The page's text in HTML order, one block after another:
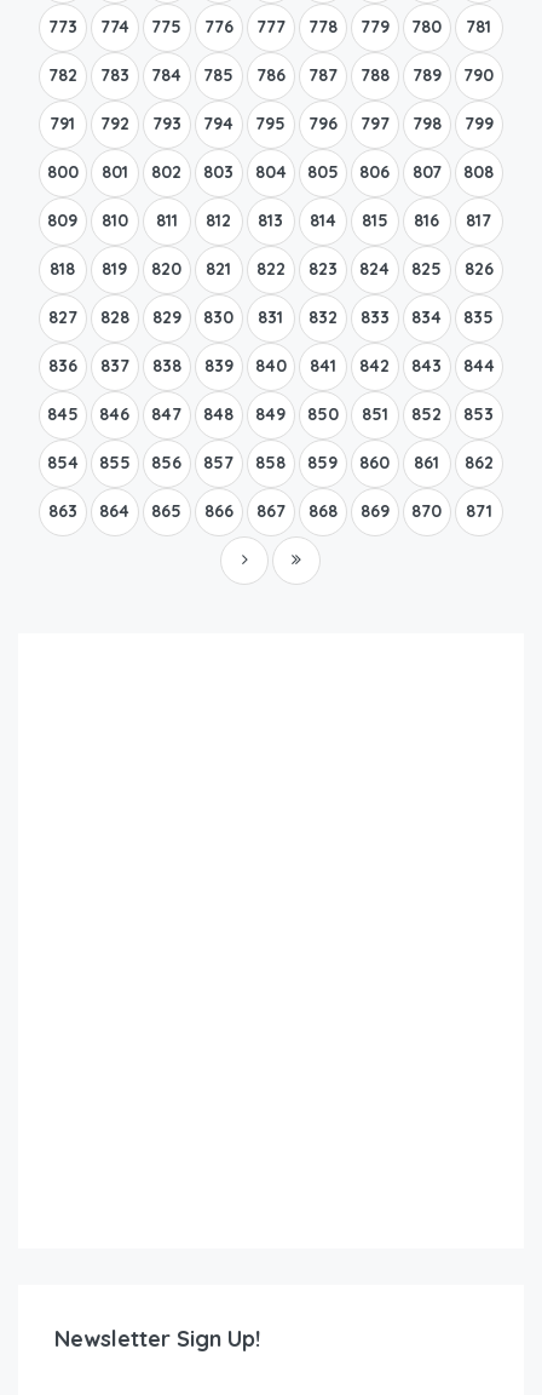
773 774 775 776 777 778 779 780 781
782 783 784 785 786 787 788 789 790
791 792 793 794 795 796 797 798 799
800 801 802 803 804 805 806 807 808
809 810 811 812 813 814 815 816 817
818 819 820 821 822 823 824 825 826
827 828 829 830 831 832 833 834 835
836 837 838 839 840 841 842 843 844
845 846 847 848 849 850 851 852 853
854 855 856 857 858 859 860 861 862
863 864 865 866 867 868 869 870 871
Newsletter Sign Up!